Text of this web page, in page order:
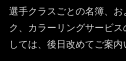
選手クラスごとの名簿、お
ク、カラーリングサービス
しては、後日改めてご案内